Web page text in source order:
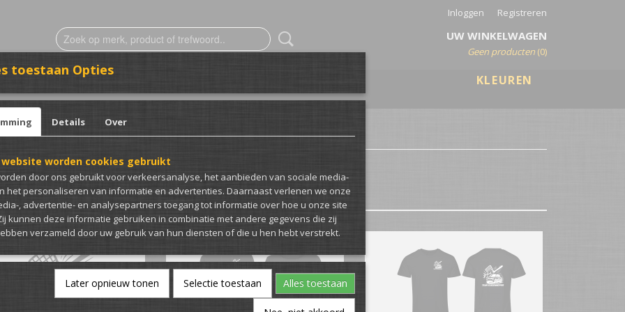
Inloggen Registreren
UW WINKELWAGEN
Geen producten (0)
KLEUREN
op:
toestaan Opties
Details Over
website worden cookies gebruikt
door ons gebruikt voor verkeersanalyse, het aanbieden van sociale media-
het personaliseren van informatie en advertenties. Daarnaast verlenen we onze
, advertentie- en analysepartners toegang tot informatie over hoe u onze site
kunnen deze informatie gebruiken in combinatie met andere gegevens die zij
verzameld door uw gebruik van hun diensten of die u hen hebt verstrekt.
Later opnieuw tonen Selectie toestaan Alles toestaan